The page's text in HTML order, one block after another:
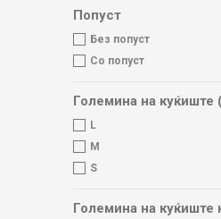
Попуст
Без попуст
Со попуст
Големина на куќиште
L
M
S
Големина на куќиште